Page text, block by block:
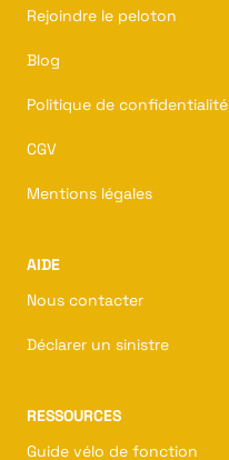
Rejoindre le peloton
Blog
Politique de confidentialité
CGV
Mentions légales
AIDE
Nous contacter
Déclarer un sinistre
RESSOURCES
Guide vélo de fonction